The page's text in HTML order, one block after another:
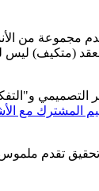
مجموعة من
(متكيف)
التصميمي
المشترك مع
تحقيق تقدم